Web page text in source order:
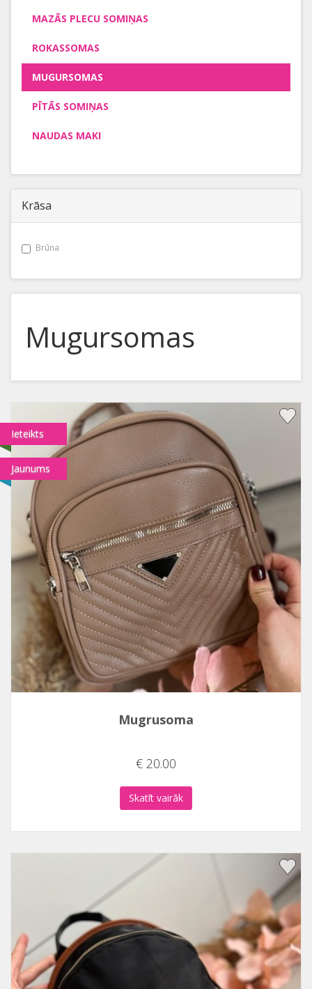
MAZĀS PLECU SOMIŅAS
ROKASSOMAS
MUGURSOMAS
PĪTĀS SOMIŅAS
NAUDAS MAKI
Krāsa
Brūna
Mugursomas
Mugrusoma
€ 20.00
Skatīt vairāk
Ieteikts
Jaunums